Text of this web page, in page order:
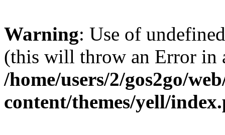
Warning: Use of
(this will throw an Error in
/home/users/2/gos2go/
content/themes/yell/